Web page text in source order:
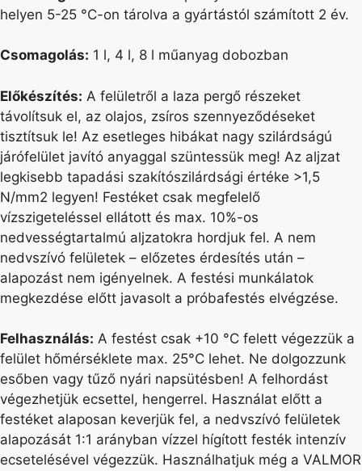
helyen 5-25 °C-on tárolva a gyártástól számított 2 év.
Csomagolás: 1 l, 4 l, 8 l műanyag dobozban
Előkészítés: A felületről a laza pergő részeket
távolítsuk el, az olajos, zsíros szennyeződéseket
tisztítsuk le! Az esetleges hibákat nagy szilárdságú
járófelület javító anyaggal szüntessük meg! Az aljzat
legkisebb tapadási szakítószilárdsági értéke >1,5
N/mm2 legyen! Festéket csak megfelelő
vízszigeteléssel ellátott és max. 10%-os
nedvességtartalmú aljzatokra hordjuk fel. A nem
nedvszívó felületek – előzetes érdesítés után –
alapozást nem igényelnek. A festési munkálatok
megkezdése előtt javasolt a próbafestés elvégzése.
Felhasználás: A festést csak +10 °C felett végezzük a
felület hőmérséklete max. 25°C lehet. Ne dolgozzunk
esőben vagy tűző nyári napsütésben! A felhordást
végezhetjük ecsettel, hengerrel. Használat előtt a
festéket alaposan keverjük fel, a nedvszívó felületek
alapozását 1:1 arányban vízzel hígított festék intenzív
ecsetelésével végezzük. Használhatjuk még a VALMOR